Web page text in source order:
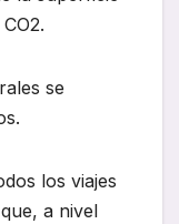
se
los viajes
a nivel